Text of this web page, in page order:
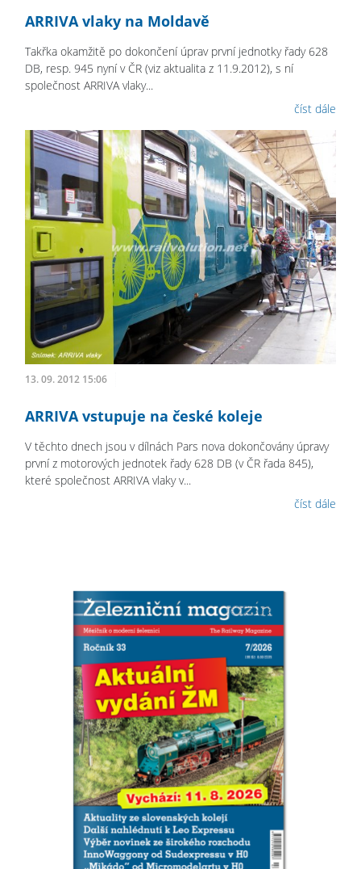
ARRIVA vlaky na Moldavě
Takřka okamžitě po dokončení úprav první jednotky řady 628
DB, resp. 945 nyní v ČR (viz aktualita z 11.9.2012), s ní
společnost ARRIVA vlaky...
číst dále
13. 09. 2012 15:06
ARRIVA vstupuje na české koleje
V těchto dnech jsou v dílnách Pars nova dokončovány úpravy
první z motorových jednotek řady 628 DB (v ČR řada 845),
které společnost ARRIVA vlaky v...
číst dále